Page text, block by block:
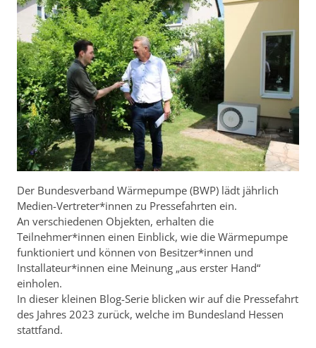
Der Bundesverband Wärmepumpe (BWP) lädt jährlich
Medien-Vertreter*innen zu Pressefahrten ein.
An verschiedenen Objekten, erhalten die
Teilnehmer*innen einen Einblick, wie die Wärmepumpe
funktioniert und können von Besitzer*innen und
Installateur*innen eine Meinung „aus erster Hand“
einholen.
In dieser kleinen Blog-Serie blicken wir auf die Pressefahrt
des Jahres 2023 zurück, welche im Bundesland Hessen
stattfand.